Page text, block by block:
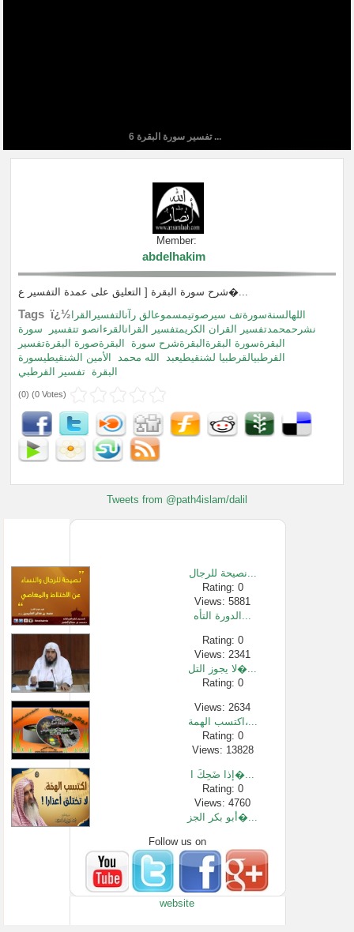
تفسير سورة البقرة 6 ...
Member:
abdelhakim
شرح سورة البقرة [ التعليق على عمدة التفسير ع�...
Tags ï¿½ اللهالسنةسورةتف سيرصوتيمسموعالق رآنالتفسيرالقرا
نشرحمحمدتفسير القران الكريمتفسير القرانالقرءانصو تتفسير
سورة
البقرةسورة البقرةالبقرةشرح سورة
البقرةصورة البقرةتفسير
القرطبيالقرطبيا لشنقيطيعبد
الله محمد
الأمين الشنقيطيسورة
البقرة
تفسير القرطبي
(0) (0 Votes)
Tweets from @path4islam/dalil
نصيحة للرجال...
Rating: 0
Views: 5881
الدورة التأه...
Rating: 0
Views: 2341
لا يجوز التل�...
Rating: 0
Views: 2634
اكتسب الهمة،...
Rating: 0
Views: 13828
إذا ضَحِكَ ا�...
Rating: 0
Views: 4760
أبو بكر الجز�...
Rating: 0
Views: 583
دعاء اللهم ا�...
Rating: 0
Views: 4206214
Follow us on
website